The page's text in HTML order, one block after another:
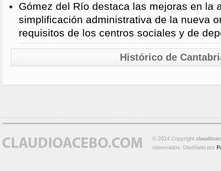
Gómez del Río destaca las mejoras en la
simplificación administrativa de la nueva
requisitos de los centros sociales y de
Histórico de
© 2014 Copyright
reservados. Diseñado por